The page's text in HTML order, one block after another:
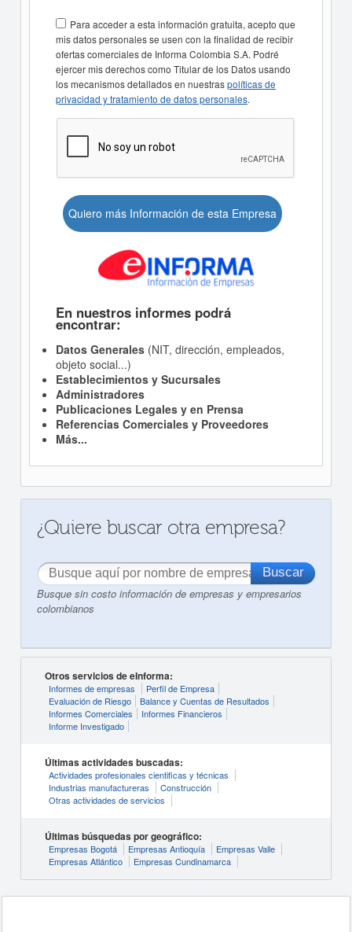
Para acceder a esta información gratuita, acepto que
mis datos personales se usen con la finalidad de recibir
ofertas comerciales de Informa Colombia S.A. Podré
ejercer mis derechos como Titular de los Datos usando
los mecanismos detallados en nuestraspolíticas de
privacidad y tratamiento de datos personales.
Quiero más Información de esta Empresa
En nuestros informes podrá
encontrar:
Datos Generales(NIT, dirección, empleados,
objeto social...)
Establecimientos y Sucursales
Administradores
Publicaciones Legales y en Prensa
Referencias Comerciales y Proveedores
Más...
¿Quiere buscar otra empresa?
Busque sin costo información de empresas y empresarios
colombianos
Otros servicios de eInforma:
Informes de empresas
Perfil de Empresa
Evaluación de Riesgo
Balance y Cuentas de Resultados
Informes Comerciales
Informes Financieros
Informe Investigado
Últimas actividades buscadas:
Actividades profesionales cientificas y técnicas
Industrias manufactureras
Construcción
Otras actividades de servicios
Últimas búsquedas por geográfico:
Empresas Bogotá Empresas Antioquía
Empresas Valle
Empresas Atlántico
Empresas Cundinamarca